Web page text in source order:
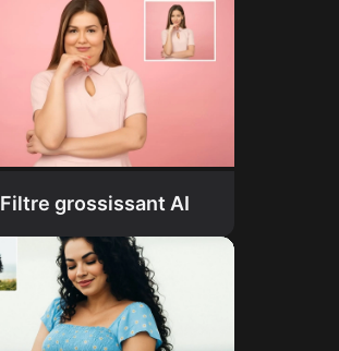
Filtre grossissant AI